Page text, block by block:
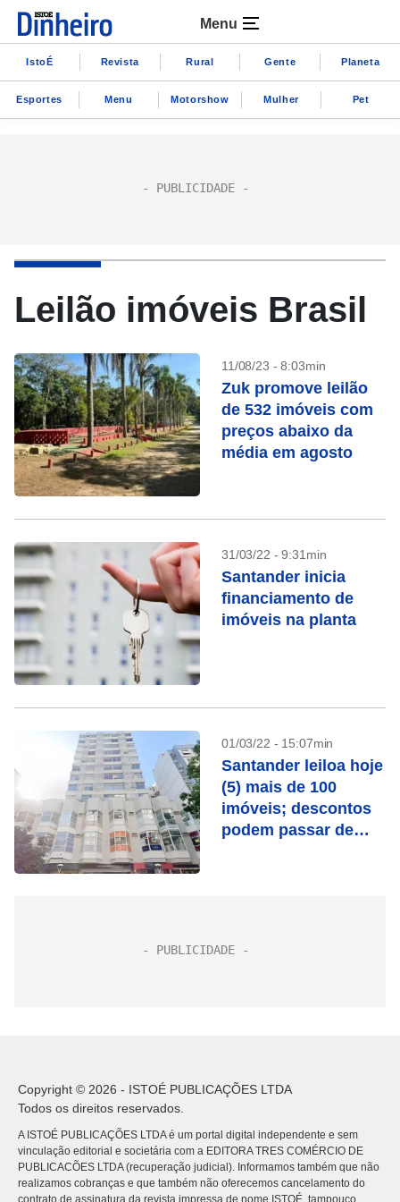
Menu
IstoÉ Revista Rural Gente Planeta
Esportes Menu Motorshow Mulher Pet
Leilão imóveis Brasil
11/08/23 - 8:03min
Zuk promove leilão
de 532 imóveis com
preços abaixo da
média em agosto
31/03/22 - 9:31min
Santander inicia
financiamento de
imóveis na planta
01/03/22 - 15:07min
Santander leiloa hoje
(5) mais de 100
imóveis; descontos
podem passar de
Copyright © 2026 - ISTOÉ PUBLICAÇÕES LTDA
Todos os direitos reservados.
A ISTOÉ PUBLICAÇÕES LTDA é um portal digital independente e sem
vinculação editorial e societária com a EDITORA TRES COMÉRCIO DE
PUBLICACÕES LTDA (recuperação judicial). Informamos também que não
realizamos cobranças e que também não oferecemos cancelamento do
contrato de assinatura da revista impressa de nome ISTOÉ, tampouco